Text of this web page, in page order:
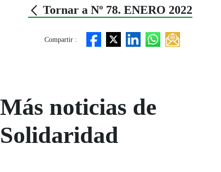
Tornar a Nº 78. ENERO 2022
Compartir :
Más noticias de
Solidaridad